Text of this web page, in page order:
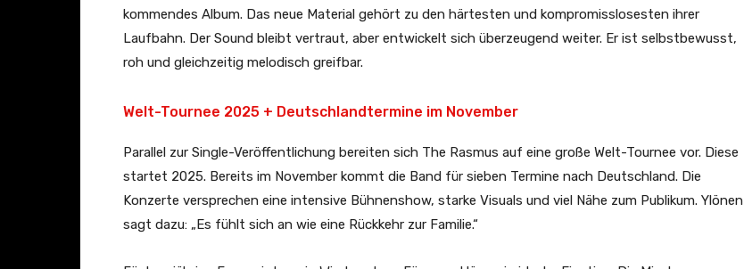
e
o
)
v
n
Y
o
u
kommendes Album. Das neue Material gehört zu den härtesten und kompromisslosesten ihrer
Laufbahn. Der Sound bleibt vertraut, aber entwickelt sich überzeugend weiter. Er ist selbstbewusst,
roh und gleichzeitig melodisch greifbar.
Welt-Tournee 2025 + Deutschlandtermine im November
Parallel zur Single-Veröffentlichung bereiten sich The Rasmus auf eine große Welt-Tournee vor. Diese
startet 2025. Bereits im November kommt die Band für sieben Termine nach Deutschland. Die
Konzerte versprechen eine intensive Bühnenshow, starke Visuals und viel Nähe zum Publikum. Ylönen
sagt dazu: „Es fühlt sich an wie eine Rückkehr zur Familie.“